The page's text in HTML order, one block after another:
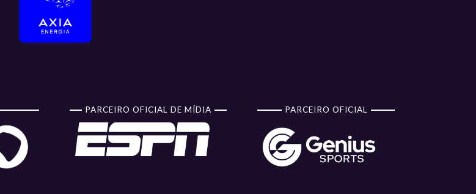
PARCEIRO OFICIAL DE MÍDIA PARCEIRO OFICIAL